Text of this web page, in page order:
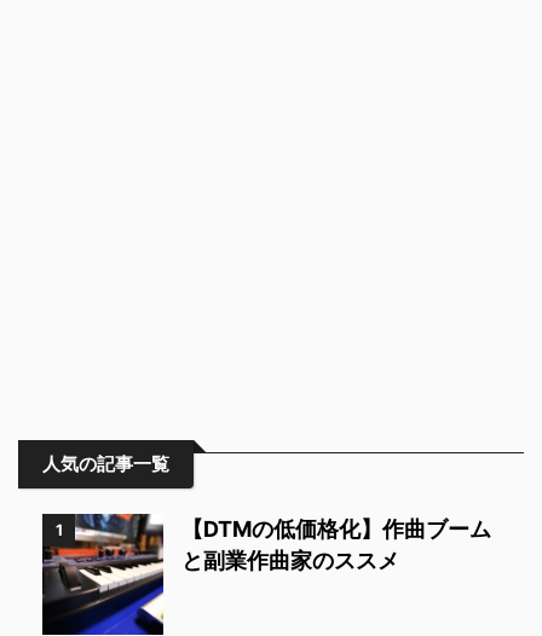
人気の記事一覧
1
【DTMの低価格化】作曲ブーム
と副業作曲家のススメ